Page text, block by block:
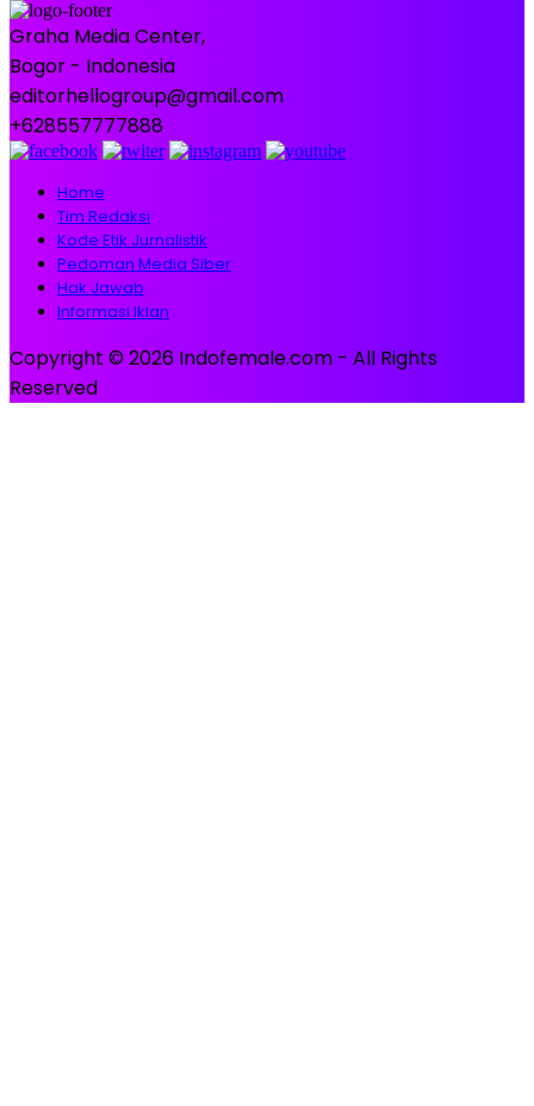
Graha Media Center,
Bogor - Indonesia
editorhellogroup@gmail.com
+628557777888
Home
Tim Redaksi
Kode Etik Jurnalistik
Pedoman Media Siber
Hak Jawab
Informasi Iklan
Copyright © 2026 Indofemale.com - All Rights
Reserved